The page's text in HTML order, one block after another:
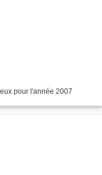
pour l'année 2007